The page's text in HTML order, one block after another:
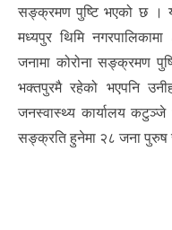
सङ्क्रमण पुष्टि भएको छ ।
मध्यपुर थिमि
जनामा कोरोना सङ्क्रमण
भक्तपुरमै रहेको भएपनि
जनस्वास्थ्य कार्यालय
सङ्क्रति हुनेमा २८ जना पुरुष